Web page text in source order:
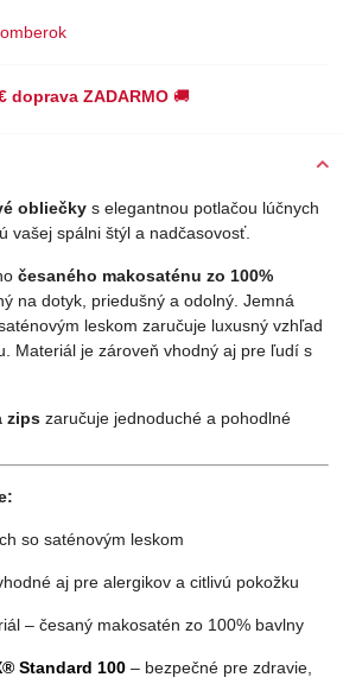
doprava ZADARMO 🚚
obliečky s elegantnou potlačou lúčnych
vašej spálni štýl a nadčasovosť.
česaného makosaténu zo 100%
na dotyk, priedušný a odolný. Jemná
leskom zaručuje luxusný vzhľad
Materiál je zároveň vhodný aj pre ľudí s
zips zaručuje jednoduché a pohodlné
so saténovým leskom
aj pre alergikov a citlivú pokožku
– česaný makosatén zo 100% bavlny
Standard 100 – bezpečné pre zdravie,